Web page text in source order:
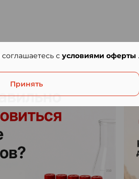
с условиями оферты .
Принять